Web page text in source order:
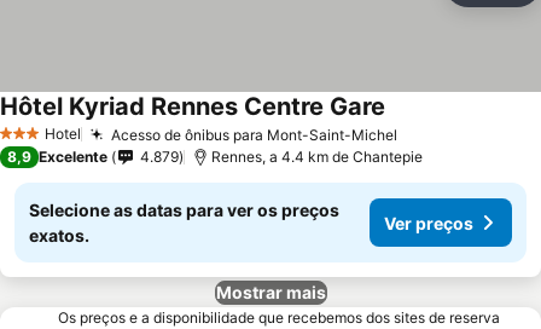
3 EstrelasHotel Acesso de ônibus para Mont-Saint-Michel
Hôtel Kyriad Rennes Centre Gare
8,9 Excelente 4.879 Rennes, a 4.4 km de Chantepie
Selecione as datas para ver os preços
exatos.
Ver preços
Mostrar mais
Os preços e a disponibilidade que recebemos dos sites de reserva